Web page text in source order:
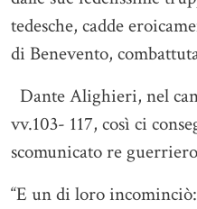
tedesche, cadde
di Benevento,
Dante Alighieri, nel
vv.103- 117, così ci
scomunicato re
“E un di loro